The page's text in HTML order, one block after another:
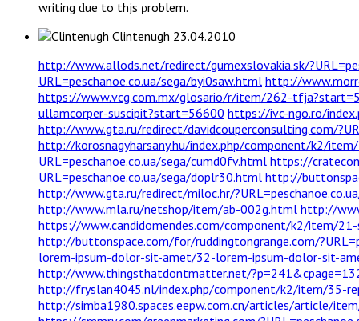
writing ԁue to thjs ρroblem.
Clintenugh 23.04.2010
http://www.allods.net/redirect/gumexslovakia.sk/
URL=peschanoe.co.ua/sega/byi0saw.html http://
https://www.vcg.com.mx/glosario/r/item/262-
ullamcorper-suscipit?start=56600 https://ivc-ngo.ro/
http://www.gta.ru/redirect/davidcouperconsulting.com/
http://korosnagyharsany.hu/index.php/component/k2/
URL=peschanoe.co.ua/sega/cumd0fv.html https://
URL=peschanoe.co.ua/sega/doplr30.html http://
http://www.gta.ru/redirect/miloc.hr/
http://www.mla.ru/netshop/item/ab-002g.html http://
https://www.candidomendes.com/component/k2/item/
http://buttonspace.com/for/ruddingtongrange.com/
lorem-ipsum-dolor-sit-amet/32-lorem-ipsum-dolor-sit-
http://www.thingsthatdontmatter.net/
http://fryslan4045.nl/index.php/component/k2/item/35-
http://simba1980.spaces.eepw.com.cn/articles/article/